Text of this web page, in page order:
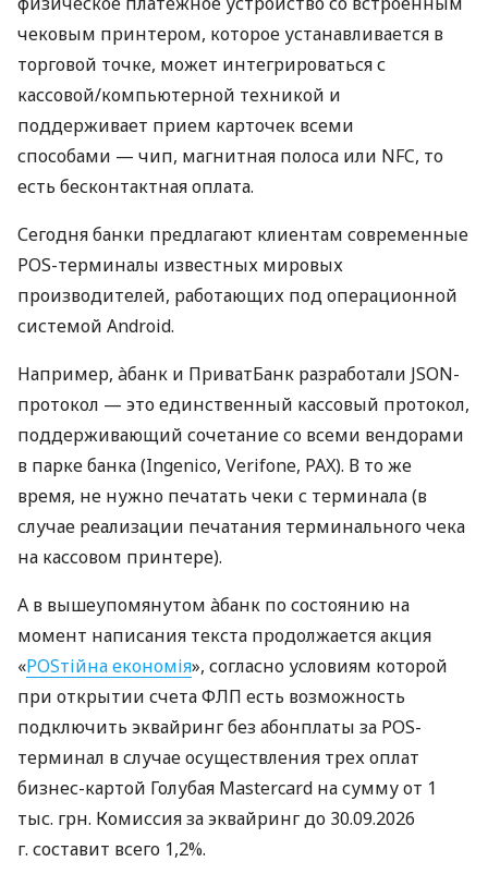
чековым принтером, которое устанавливается в
торговой точке, может интегрироваться с
кассовой/компьютерной техникой и
поддерживает прием карточек всеми
способами — чип, магнитная полоса или NFC, то
есть бесконтактная оплата.
Сегодня банки предлагают клиентам современные
POS-терминалы известных мировых
производителей, работающих под операционной
системой Android.
Например, àбанк и ПриватБанк разработали JSON-
протокол — это единственный кассовый протокол,
поддерживающий сочетание со всеми вендорами
в парке банка (Ingenico, Verifone, PAX). В то же
время, не нужно печатать чеки с терминала (в
случае реализации печатания терминального чека
на кассовом принтере).
А в вышеупомянутом àбанк по состоянию на
момент написания текста продолжается акция
«POSтійна економія», согласно условиям которой
при открытии счета ФЛП есть возможность
подключить эквайринг без абонплаты за POS-
терминал в случае осуществления трех оплат
бизнес-картой Голубая Mastercard на сумму от 1
тыс. грн. Комиссия за эквайринг до 30.09.2026
г. составит всего 1,2%.